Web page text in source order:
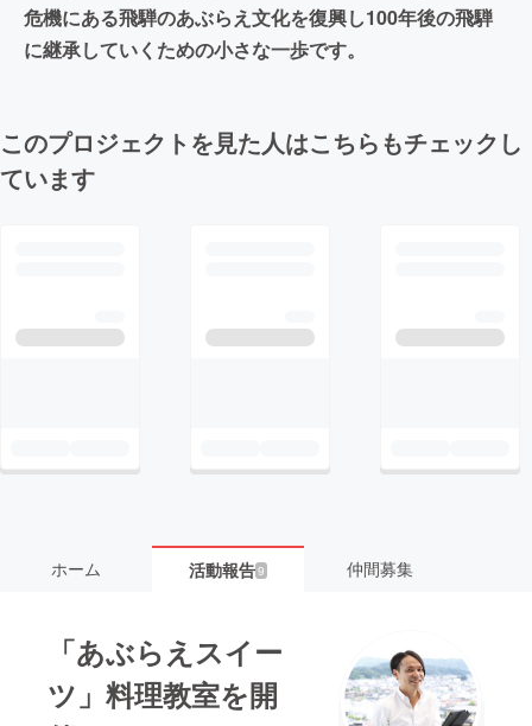
危機にある飛騨のあぶらえ文化を復興し100年後の飛騨
に継承していくための小さな一歩です。
このプロジェクトを見た人はこちらもチェックし
ています
ホーム 活動報告9 仲間募集
「あぶらえスイー
ツ」料理教室を開